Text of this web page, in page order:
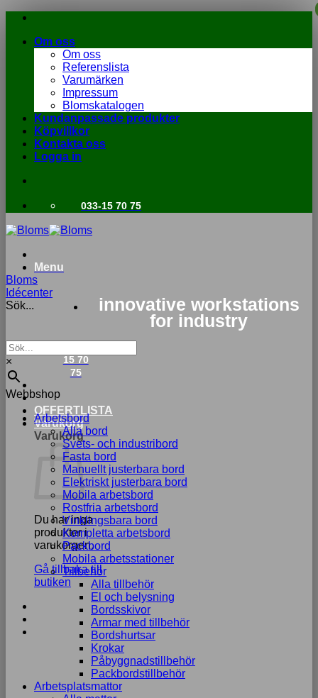
Skip
contentOm oss
Om oss
Referenslista
Varumärken
Impressum
Blomskatalogen
Kundanpassade produkter
Köpvillkor
Kontakta oss
Logga in
033-15 70 75
Menu
innovative workstations
for industry
15 70
75
OFFERTLISTA
Varukorg
Varukorg
Du har inga
produkter i
varukorgen.
Gå tillbaka till
butiken
Bloms
Idécenter
Sök...
×
Webbshop
Arbetsbord
Alla bord
Svets- och industribord
Fasta bord
Manuellt justerbara bord
Elektriskt justerbara bord
Mobila arbetsbord
Rostfria arbetsbord
Vinklingsbara bord
Kompletta arbetsbord
Packbord
Mobila arbetsstationer
Tillbehör
Alla tillbehör
El och belysning
Bordsskivor
Armar med tillbehör
Bordshurtsar
Krokar
Påbyggnadstillbehör
Packbordstillbehör
Arbetsplatsmattor